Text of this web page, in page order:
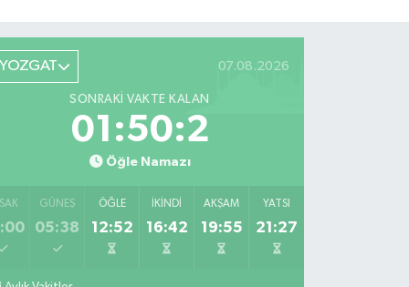
YOZGAT 07.08.2026
SONRAKI VAKTE KALAN
01:50:2
Öğle Namazı
GÜNEŞ
05:38
ÖĞLE
12:52
İKINDI
16:42
AKŞAM
19:55
YATSI
21:27